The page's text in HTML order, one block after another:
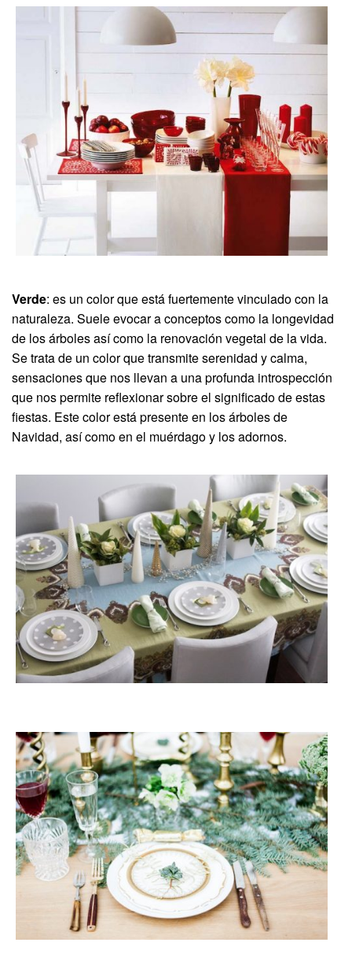
Verde: es un color que está fuertemente vinculado con la
naturaleza. Suele evocar a conceptos como la longevidad
de los árboles así como la renovación vegetal de la vida.
Se trata de un color que transmite serenidad y calma,
sensaciones que nos llevan a una profunda introspección
que nos permite reflexionar sobre el significado de estas
fiestas. Este color está presente en los árboles de
Navidad, así como en el muérdago y los adornos.